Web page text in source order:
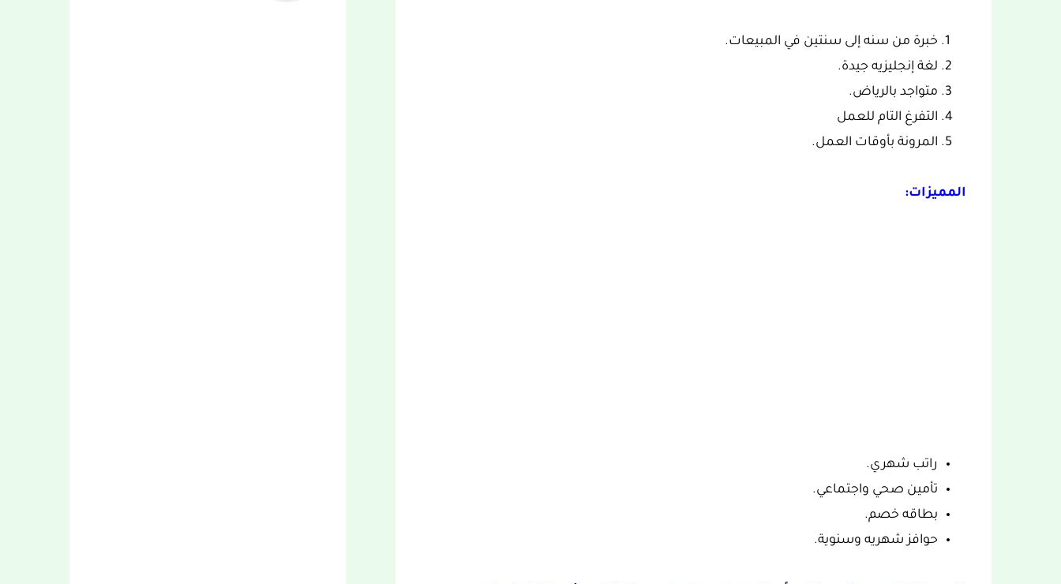
خبرة من سنه إلى سنتين في المبيعات.
لغة إنجليزيه جيدة.
متواجد بالرياض.
التفرغ التام للعمل
المرونة بأوقات العمل.
المميزات:
راتب شهري.
تأمين صحي واجتماعي.
بطاقه خصم.
حوافز شهريه وسنوية.